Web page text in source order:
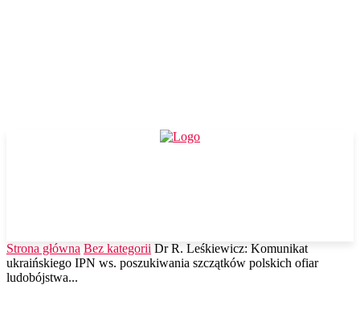
Strona główna Bez kategorii Dr R. Leśkiewicz: Komunikat
ukraińskiego IPN ws. poszukiwania szczątków polskich ofiar
ludobójstwa...